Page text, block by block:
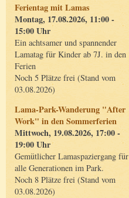
Ferientag mit Lamas
Montag, 17.08.2026, 11:00 -
15:00 Uhr
Ein achtsamer und spannender
Lamatag für Kinder ab 7J. in den
Ferien
Noch 5 Plätze frei (Stand vom
03.08.2026)
Lama-Park-Wanderung "After
Work" in den Sommerferien
Mittwoch, 19.08.2026, 17:00 -
19:00 Uhr
Gemütlicher Lamaspaziergang für
alle Generationen im Park.
Noch 8 Plätze frei (Stand vom
03.08.2026)